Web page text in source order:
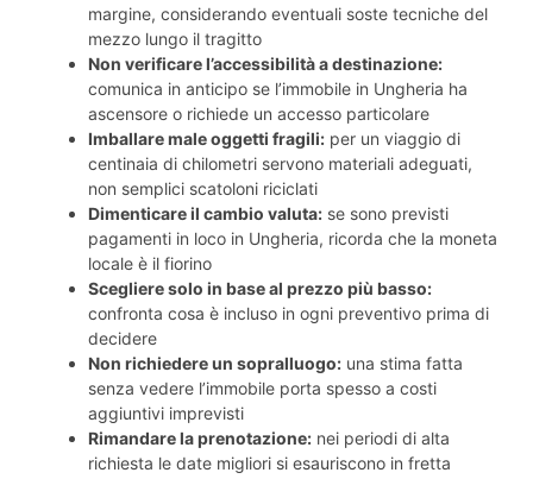
margine, considerando eventuali soste tecniche del
mezzo lungo il tragitto
Non verificare l’accessibilità a destinazione:
comunica in anticipo se l’immobile in Ungheria ha
ascensore o richiede un accesso particolare
Imballare male oggetti fragili: per un viaggio di
centinaia di chilometri servono materiali adeguati,
non semplici scatoloni riciclati
Dimenticare il cambio valuta: se sono previsti
pagamenti in loco in Ungheria, ricorda che la moneta
locale è il fiorino
Scegliere solo in base al prezzo più basso:
confronta cosa è incluso in ogni preventivo prima di
decidere
Non richiedere un sopralluogo: una stima fatta
senza vedere l’immobile porta spesso a costi
aggiuntivi imprevisti
Rimandare la prenotazione: nei periodi di alta
richiesta le date migliori si esauriscono in fretta